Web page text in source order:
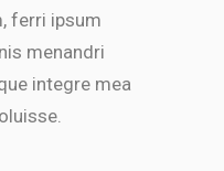
ferri ipsum
menandri
integre mea